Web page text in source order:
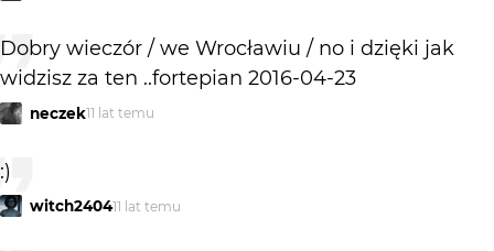
Dobry wieczór / we Wrocławiu / no i dzięki jak
widzisz za ten ..fortepian 2016-04-23
neczek11 lat temu
:)
witch240411 lat temu